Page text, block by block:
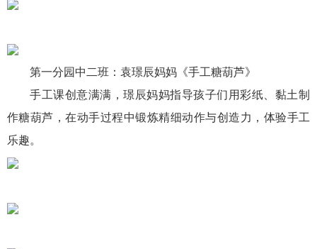
第一分园中二班：袁璟辰妈妈《手工糖葫芦》
手工课创意满满，璟辰妈妈指导孩子们用彩纸、黏土制
作糖葫芦，在动手过程中锻炼精细动作与创造力，体验手工
乐趣。